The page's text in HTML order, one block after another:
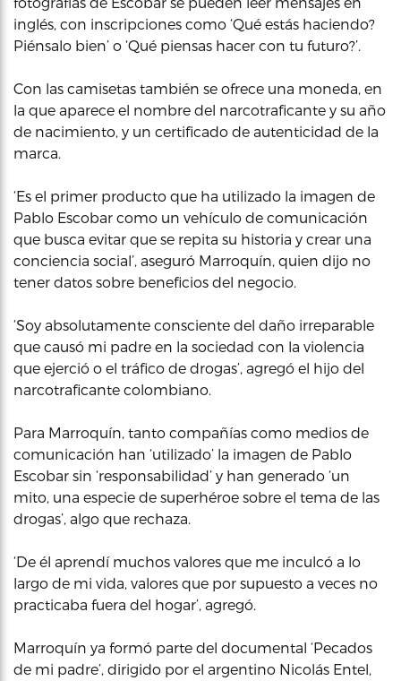
inglés, con inscripciones como ‘Qué estás haciendo?
Piénsalo bien’ o ‘Qué piensas hacer con tu futuro?’.
Con las camisetas también se ofrece una moneda, en
la que aparece el nombre del narcotraficante y su año
de nacimiento, y un certificado de autenticidad de la
marca.
‘Es el primer producto que ha utilizado la imagen de
Pablo Escobar como un vehículo de comunicación
que busca evitar que se repita su historia y crear una
conciencia social’, aseguró Marroquín, quien dijo no
tener datos sobre beneficios del negocio.
‘Soy absolutamente consciente del daño irreparable
que causó mi padre en la sociedad con la violencia
que ejerció o el tráfico de drogas’, agregó el hijo del
narcotraficante colombiano.
Para Marroquín, tanto compañías como medios de
comunicación han ‘utilizado’ la imagen de Pablo
Escobar sin ‘responsabilidad’ y han generado ‘un
mito, una especie de superhéroe sobre el tema de las
drogas’, algo que rechaza.
‘De él aprendí muchos valores que me inculcó a lo
largo de mi vida, valores que por supuesto a veces no
practicaba fuera del hogar’, agregó.
Marroquín ya formó parte del documental ‘Pecados
de mi padre’, dirigido por el argentino Nicolás Entel,